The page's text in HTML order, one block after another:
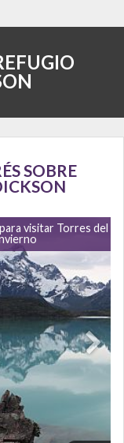
SOBRE
visitar Torres del